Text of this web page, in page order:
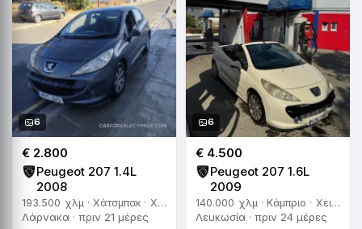
6
€ 2.800
Peugeot 207 1.4L
2008
193.500 χλμ · Χάτσμπακ · Χειροκίνητο
Λάρνακα · πριν 21 μέρες
6
€ 4.500
Peugeot 207 1.6L
2009
140.000 χλμ · Κάμπριο · Χειροκίνητο
Λευκωσία · πριν 24 μέρες